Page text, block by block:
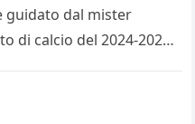
guidato dal mister
di calcio del 2024-2025